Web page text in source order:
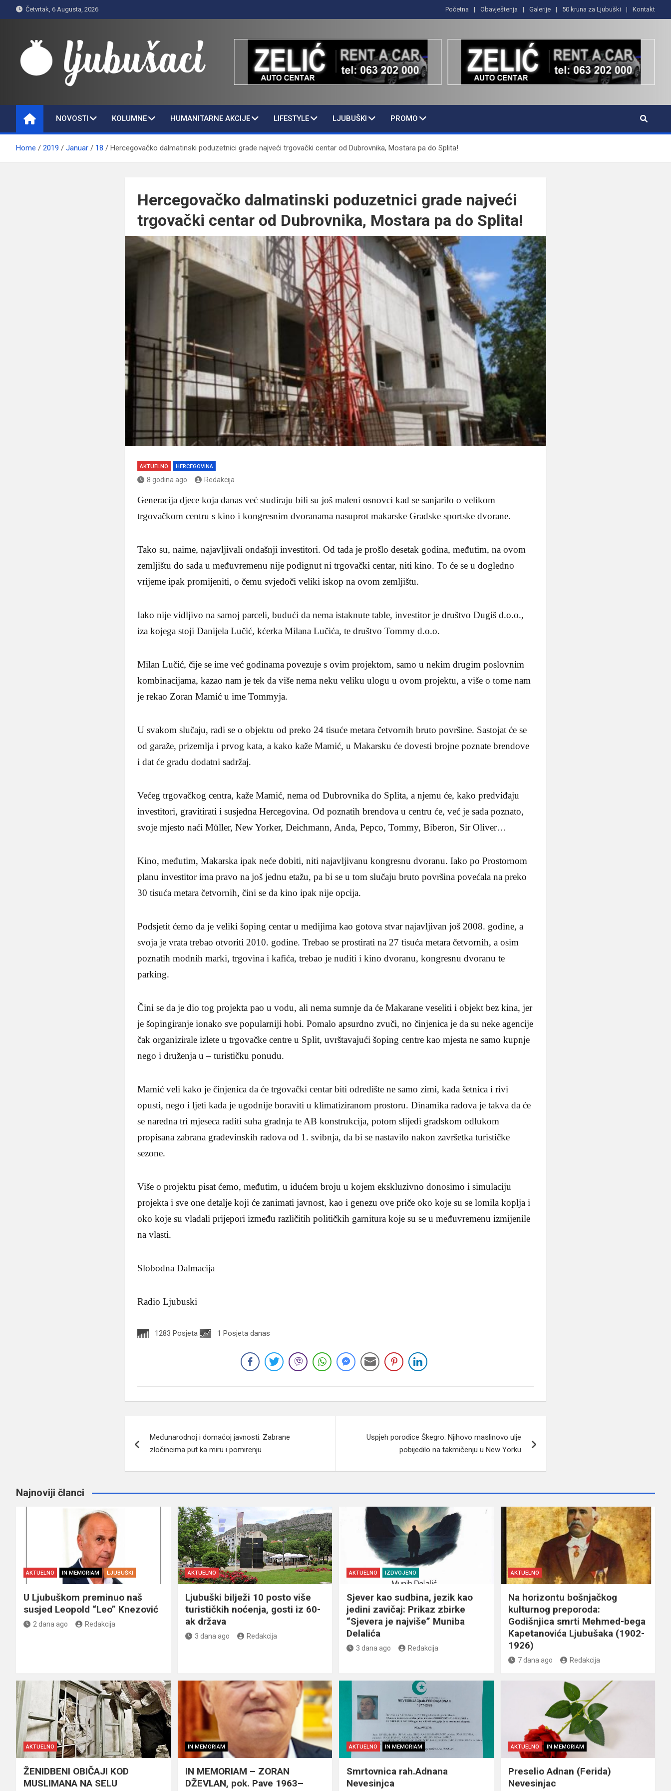
to
Četvrtak, 6 Augusta, 2026 Početna Obavještenja Galerije 50 kruna za Ljubuški Kontakt
Ljubušaci
NOVOSTI KOLUMNE HUMANITARNE AKCIJE LIFESTYLE LJUBUŠKI PROMO
Home 2019 Januar 18 Hercegovačko dalmatinski poduzetnici grade najveći trgovački centar od Dubrovnika, Mostara pa do Splita!
Hercegovačko dalmatinski poduzetnici grade najveći
trgovački centar od Dubrovnika, Mostara pa do Splita!
AKTUELNO HERCEGOVINA
8 godina ago Redakcija
Generacija djece koja danas već studiraju bili su još maleni osnovci kad se sanjarilo o velikom
trgovačkom centru s kino i kongresnim dvoranama nasuprot makarske Gradske sportske dvorane.
Tako su, naime, najavljivali ondašnji investitori. Od tada je prošlo desetak godina, međutim, na ovom
zemljištu do sada u međuvremenu nije podignut ni trgovački centar, niti kino. To će se u dogledno
vrijeme ipak promijeniti, o čemu svjedoči veliki iskop na ovom zemljištu.
Iako nije vidljivo na samoj parceli, budući da nema istaknute table, investitor je društvo Dugiš d.o.o.,
iza kojega stoji Danijela Lučić, kćerka Milana Lučića, te društvo Tommy d.o.o.
Milan Lučić, čije se ime već godinama povezuje s ovim projektom, samo u nekim drugim poslovnim
kombinacijama, kazao nam je tek da više nema neku veliku ulogu u ovom projektu, a više o tome nam
je rekao Zoran Mamić u ime Tommyja.
U svakom slučaju, radi se o objektu od preko 24 tisuće metara četvornih bruto površine. Sastojat će se
od garaže, prizemlja i prvog kata, a kako kaže Mamić, u Makarsku će dovesti brojne poznate brendove
i dat će gradu dodatni sadržaj.
Većeg trgovačkog centra, kaže Mamić, nema od Dubrovnika do Splita, a njemu će, kako predviđaju
investitori, gravitirati i susjedna Hercegovina. Od poznatih brendova u centru će, već je sada poznato,
svoje mjesto naći Müller, New Yorker, Deichmann, Anda, Pepco, Tommy, Biberon, Sir Oliver…
Kino, međutim, Makarska ipak neće dobiti, niti najavljivanu kongresnu dvoranu. Iako po Prostornom
planu investitor ima pravo na još jednu etažu, pa bi se u tom slučaju bruto površina povećala na preko
30 tisuća metara četvornih, čini se da kino ipak nije opcija.
Podsjetit ćemo da je veliki šoping centar u medijima kao gotova stvar najavljivan još 2008. godine, a
svoja je vrata trebao otvoriti 2010. godine. Trebao se prostirati na 27 tisuća metara četvornih, a osim
poznatih modnih marki, trgovina i kafića, trebao je nuditi i kino dvoranu, kongresnu dvoranu te
parking.
Čini se da je dio tog projekta pao u vodu, ali nema sumnje da će Makarane veseliti i objekt bez kina, jer
je šopingiranje ionako sve popularniji hobi. Pomalo apsurdno zvuči, no činjenica je da su neke agencije
čak organizirale izlete u trgovačke centre u Split, uvrštavajući šoping centre kao mjesta ne samo kupnje
nego i druženja u – turističku ponudu.
Mamić veli kako je činjenica da će trgovački centar biti odredište ne samo zimi, kada šetnica i rivi
opusti, nego i ljeti kada je ugodnije boraviti u klimatiziranom prostoru. Dinamika radova je takva da će
se naredna tri mjeseca raditi suha gradnja te AB konstrukcija, potom slijedi gradskom odlukom
propisana zabrana građevinskih radova od 1. svibnja, da bi se nastavilo nakon završetka turističke
sezone.
Više o projektu pisat ćemo, međutim, u idućem broju u kojem ekskluzivno donosimo i simulaciju
projekta i sve one detalje koji će zanimati javnost, kao i genezu ove priče oko koje su se lomila koplja i
oko koje su vladali prijepori između različitih političkih garnitura koje su se u međuvremenu izmijenile
na vlasti.
Slobodna Dalmacija
Radio Ljubuski
1283 Posjeta 1 Posjeta danas
članaka
Međunarodnoj i domaćoj javnosti: Zabrane
zločincima put ka miru i pomirenju
Uspjeh porodice Škegro: Njihovo maslinovo ulje
pobijedilo na takmičenju u New Yorku
Najnoviji članci
AKTUELNO IN MEMORIAM LJUBUŠKI
U Ljubuškom preminuo naš
susjed Leopold “Leo” Knezović
2 dana ago Redakcija
AKTUELNO
Ljubuški bilježi 10 posto više
turističkih noćenja, gosti iz 60-
ak država
3 dana ago Redakcija
AKTUELNO IZDVOJENO
Sjever kao sudbina, jezik kao
jedini zavičaj: Prikaz zbirke
“Sjevera je najviše” Muniba
Delalića
3 dana ago Redakcija
AKTUELNO
Na horizontu bošnjačkog
kulturnog preporoda:
Godišnjica smrti Mehmed-bega
Kapetanovića Ljubušaka (1902-
1926)
7 dana ago Redakcija
AKTUELNO
ŽENIDBENI OBIČAJI KOD
MUSLIMANA NA SELU
IN MEMORIAM
IN MEMORIAM – ZORAN
DŽEVLAN, pok. Pave 1963–
AKTUELNO IN MEMORIAM
Smrtovnica rah.Adnana
Nevesinjca
AKTUELNO IN MEMORIAM
Preselio Adnan (Ferida)
Nevesinjac